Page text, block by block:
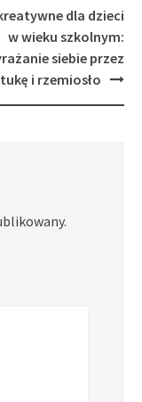
dla dzieci
w wieku szkolnym:
siebie przez
i rzemiosło